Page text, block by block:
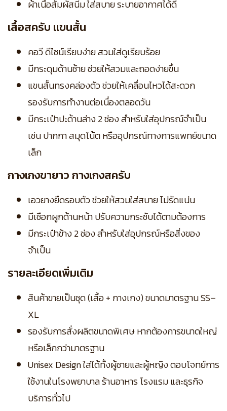
ผ้าเนื้อสัมผัสนิ่ม ใส่สบาย ระบายอากาศได้ดี
เสื้อสครับ แขนสั้น
คอวี ดีไซน์เรียบง่าย สวมใส่ดูเรียบร้อย
มีกระดุมด้านซ้าย ช่วยให้สวมและถอดง่ายขึ้น
แขนสั้นทรงคล่องตัว ช่วยให้เคลื่อนไหวได้สะดวก
รองรับการทำงานต่อเนื่องตลอดวัน
มีกระเป๋าปะด้านล่าง 2 ช่อง สำหรับใส่อุปกรณ์จำเป็น
เช่น ปากกา สมุดโน้ต หรืออุปกรณ์ทางการแพทย์ขนาด
เล็ก
กางเกงขายาว กางเกงสครับ
เอวยางยืดรอบตัว ช่วยให้สวมใส่สบาย ไม่รัดแน่น
มีเชือกผูกด้านหน้า ปรับความกระชับได้ตามต้องการ
มีกระเป๋าข้าง 2 ช่อง สำหรับใส่อุปกรณ์หรือสิ่งของ
จำเป็น
รายละเอียดเพิ่มเติม
สินค้าขายเป็นชุด (เสื้อ + กางเกง) ขนาดมาตรฐาน SS–
XL
รองรับการสั่งผลิตขนาดพิเศษ หากต้องการขนาดใหญ่
หรือเล็กกว่ามาตรฐาน
Unisex Design ใส่ได้ทั้งผู้ชายและผู้หญิง ตอบโจทย์การ
ใช้งานในโรงพยาบาล ร้านอาหาร โรงแรม และธุรกิจ
บริการทั่วไป